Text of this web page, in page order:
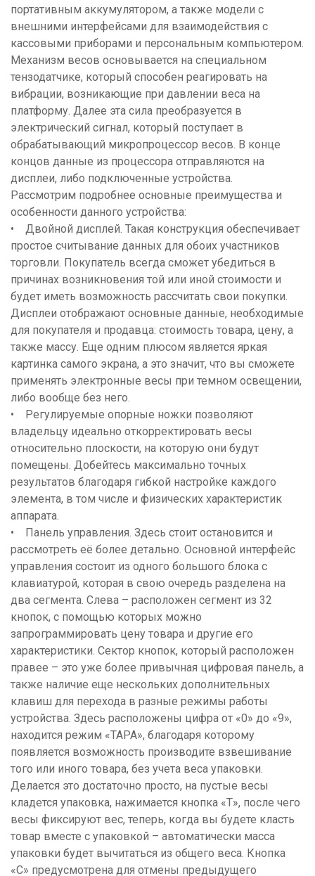
портативным аккумулятором, а также модели с
внешними интерфейсами для взаимодействия с
кассовыми приборами и персональным компьютером.
Механизм весов основывается на специальном
тензодатчике, который способен реагировать на
вибрации, возникающие при давлении веса на
платформу. Далее эта сила преобразуется в
электрический сигнал, который поступает в
обрабатывающий микропроцессор весов. В конце
концов данные из процессора отправляются на
дисплеи, либо подключенные устройства.
Рассмотрим подробнее основные преимущества и
особенности данного устройства:
• Двойной дисплей. Такая конструкция обеспечивает
простое считывание данных для обоих участников
торговли. Покупатель всегда сможет убедиться в
причинах возникновения той или иной стоимости и
будет иметь возможность рассчитать свои покупки.
Дисплеи отображают основные данные, необходимые
для покупателя и продавца: стоимость товара, цену, а
также массу. Еще одним плюсом является яркая
картинка самого экрана, а это значит, что вы сможете
применять электронные весы при темном освещении,
либо вообще без него.
• Регулируемые опорные ножки позволяют
владельцу идеально откорректировать весы
относительно плоскости, на которую они будут
помещены. Добейтесь максимально точных
результатов благодаря гибкой настройке каждого
элемента, в том числе и физических характеристик
аппарата.
• Панель управления. Здесь стоит остановится и
рассмотреть её более детально. Основной интерфейс
управления состоит из одного большого блока с
клавиатурой, которая в свою очередь разделена на
два сегмента. Слева – расположен сегмент из 32
кнопок, с помощью которых можно
запрограммировать цену товара и другие его
характеристики. Сектор кнопок, который расположен
правее – это уже более привычная цифровая панель, а
также наличие еще нескольких дополнительных
клавиш для перехода в разные режимы работы
устройства. Здесь расположены цифра от «0» до «9»,
находится режим «ТАРА», благодаря которому
появляется возможность производите взвешивание
того или иного товара, без учета веса упаковки.
Делается это достаточно просто, на пустые весы
кладется упаковка, нажимается кнопка «Т», после чего
весы фиксируют вес, теперь, когда вы будете класть
товар вместе с упаковкой – автоматически масса
упаковки будет вычитаться из общего веса. Кнопка
«С» предусмотрена для отмены предыдущего